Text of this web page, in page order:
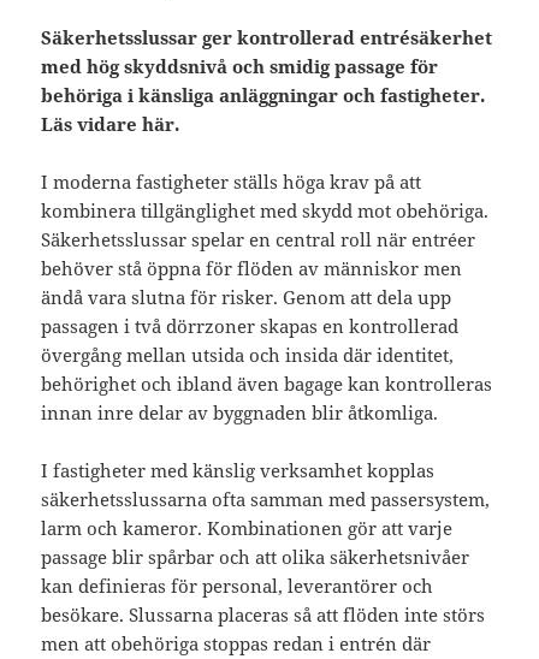
Säkerhetsslussar ger kontrollerad entrésäkerhet
med hög skyddsnivå och smidig passage för
behöriga i känsliga anläggningar och fastigheter.
Läs vidare här.
I moderna fastigheter ställs höga krav på att
kombinera tillgänglighet med skydd mot obehöriga.
Säkerhetsslussar spelar en central roll när entréer
behöver stå öppna för flöden av människor men
ändå vara slutna för risker. Genom att dela upp
passagen i två dörrzoner skapas en kontrollerad
övergång mellan utsida och insida där identitet,
behörighet och ibland även bagage kan kontrolleras
innan inre delar av byggnaden blir åtkomliga.
I fastigheter med känslig verksamhet kopplas
säkerhetsslussarna ofta samman med passersystem,
larm och kameror. Kombinationen gör att varje
passage blir spårbar och att olika säkerhetsnivåer
kan definieras för personal, leverantörer och
besökare. Slussarna placeras så att flöden inte störs
men att obehöriga stoppas redan i entrén där